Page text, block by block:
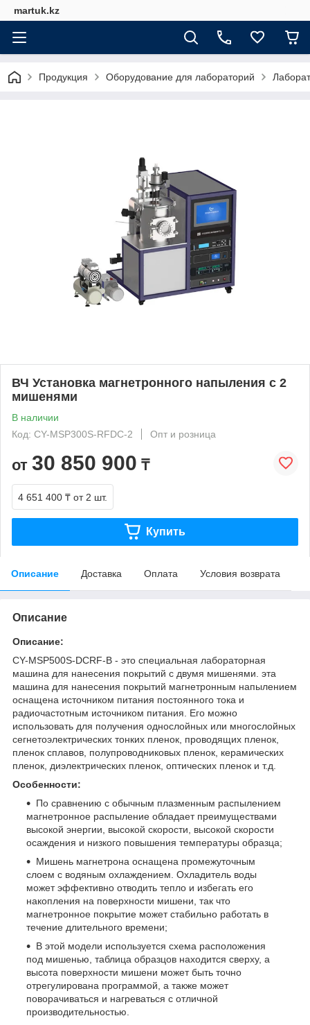
martuk.kz
Продукция Оборудование для лабораторий
ВЧ Установка магнетронного напыления с 2
мишенями
В наличии
Код: CY-MSP300S-RFDC-2
Опт и розница
от 30 850 900 ₸
4 651 400 ₸ от 2 шт.
Купить
Описание Доставка Оплата Условия возврата
Описание
Описание:
CY-MSP500S-DCRF-B - это специальная лабораторная
машина для нанесения покрытий с двумя мишенями. эта
машина для нанесения покрытий магнетронным напылением
оснащена источником питания постоянного тока и
радиочастотным источником питания. Его можно
использовать для получения однослойных или многослойных
сегнетоэлектрических тонких пленок, проводящих пленок,
пленок сплавов, полупроводниковых пленок, керамических
пленок, диэлектрических пленок, оптических пленок и т.д.
Особенности:
По сравнению с обычным плазменным распылением
магнетронное распыление обладает преимуществами
высокой энергии, высокой скорости, высокой скорости
осаждения и низкого повышения температуры образца;
Мишень магнетрона оснащена промежуточным
слоем с водяным охлаждением. Охладитель воды
может эффективно отводить тепло и избегать его
накопления на поверхности мишени, так что
магнетронное покрытие может стабильно работать в
течение длительного времени;
В этой модели используется схема расположения
под мишенью, таблица образцов находится сверху, а
высота поверхности мишени может быть точно
отрегулирована программой, а также может
поворачиваться и нагреваться с отличной
производительностью.